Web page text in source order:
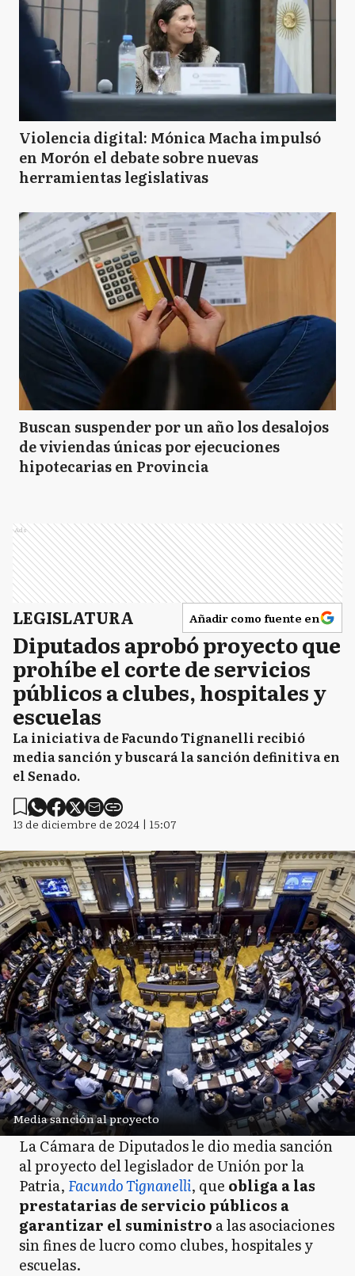
Violencia digital: Mónica Macha impulsó
en Morón el debate sobre nuevas
herramientas legislativas
Buscan suspender por un año los desalojos
de viviendas únicas por ejecuciones
hipotecarias en Provincia
Ads
LEGISLATURA Añadir como fuente en
Diputados aprobó proyecto que
prohíbe el corte de servicios
públicos a clubes, hospitales y
escuelas
La iniciativa de Facundo Tignanelli recibió
media sanción y buscará la sanción definitiva en
el Senado.
13 de diciembre de 2024 | 15:07
Media sanción al proyecto
La Cámara de Diputados le dio media sanción
al proyecto del legislador de Unión por la
Patria, Facundo Tignanelli, que obliga a las
prestatarias de servicio públicos a
garantizar el suministro a las asociaciones
sin fines de lucro como clubes, hospitales y
escuelas.